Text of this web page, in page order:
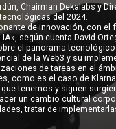
Chairman Dekalabs y
del 2024.
de innovación, con el
según cuenta David
el panorama tecnológico
de la Web3 y su
de tareas en el
como es el caso de Klarna.
tenemos y siguen
un cambio cultural
tratar de